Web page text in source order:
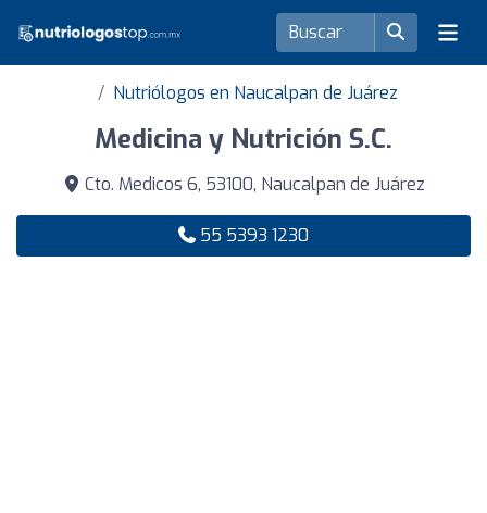
Nutriólogos en Naucalpan de Juárez
Medicina y Nutrición S.C.
Cto. Medicos 6, 53100, Naucalpan de Juárez
55 5393 1230